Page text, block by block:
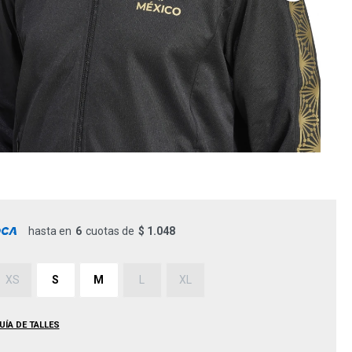
hasta en 6 cuotas de $ 1.048
XS S M L XL
DE TALLES